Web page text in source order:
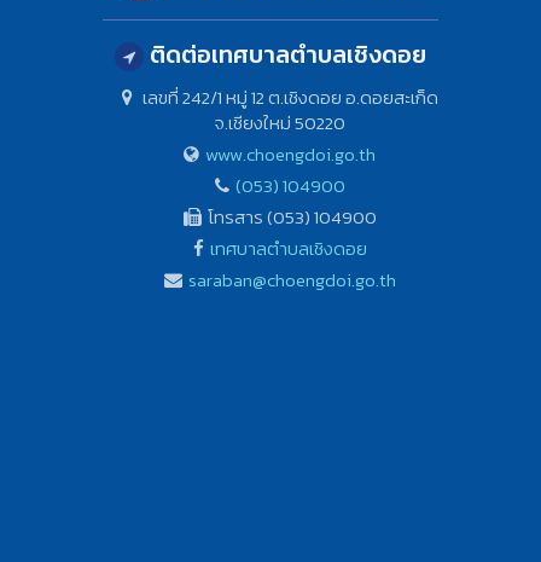
ติดต่อเทศบาลตำบลเชิงดอย
เลขที่ 242/1 หมู่ 12 ต.เชิงดอย อ.ดอยสะเก็ด
จ.เชียงใหม่ 50220
www.choengdoi.go.th
(053) 104900
โทรสาร (053) 104900
เทศบาลตำบลเชิงดอย
saraban@choengdoi.go.th